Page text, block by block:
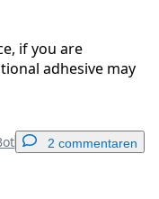
if you are
adhesive may
2 commentaren